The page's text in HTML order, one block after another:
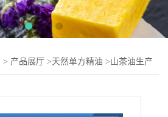
> 产品展厅 >天然单方精油 >山茶油生产